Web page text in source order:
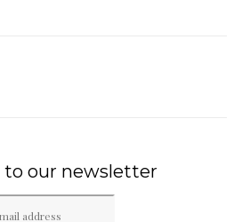
to our newsletter